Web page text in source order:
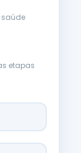
etapas